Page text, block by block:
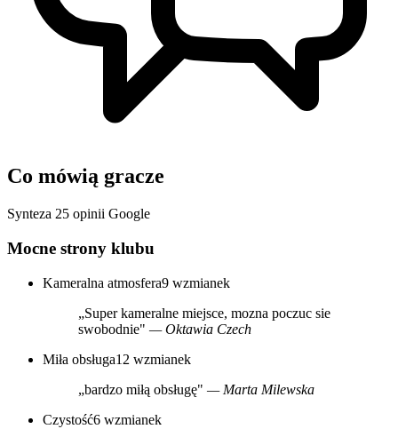
Co mówią gracze
Synteza 25 opinii Google
Mocne strony klubu
Kameralna atmosfera9 wzmianek
„Super kameralne miejsce, mozna poczuc sie
swobodnie" — Oktawia Czech
Miła obsługa12 wzmianek
„bardzo miłą obsługę" — Marta Milewska
Czystość6 wzmianek